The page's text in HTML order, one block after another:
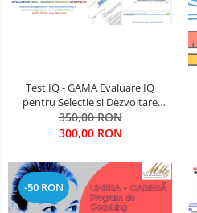
Test IQ - GAMA Evaluare IQ
pentru Selectie si Dezvoltare
Cariera de Elita / Evaluator
licentiat: Mirela Minciu (Gîlcă)
350,00 RON
300,00 RON
-50 RON